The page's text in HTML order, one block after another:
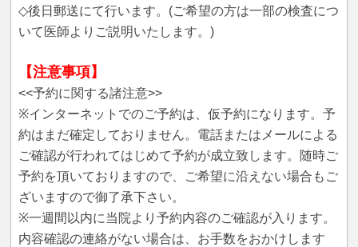
◇後日郵送にて行います。(ご希望の方は一部の検査につ
いて医師よりご説明いたします。)
【注意事項】
<<予約に関する諸注意>>
※インターネットでのご予約は、仮予約になります。予
約はまだ確定しておりません。電話またはメールによる
ご確認が行われてはじめて予約が成立致します。随時ご
予約を頂いておりますので、ご希望に沿えない場合もご
ざいますので御了承下さい。
※一週間以内に当院より予約内容のご確認が入ります。
内容確認の連絡がない場合は、お手数をおかけします